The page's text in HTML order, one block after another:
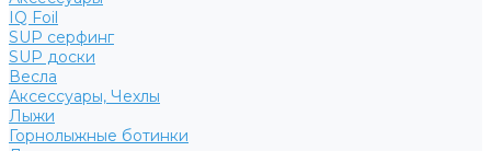
IQ Foil
SUP серфинг
SUP доски
Весла
Аксессуары, Чехлы
Лыжи
Горнолыжные ботинки